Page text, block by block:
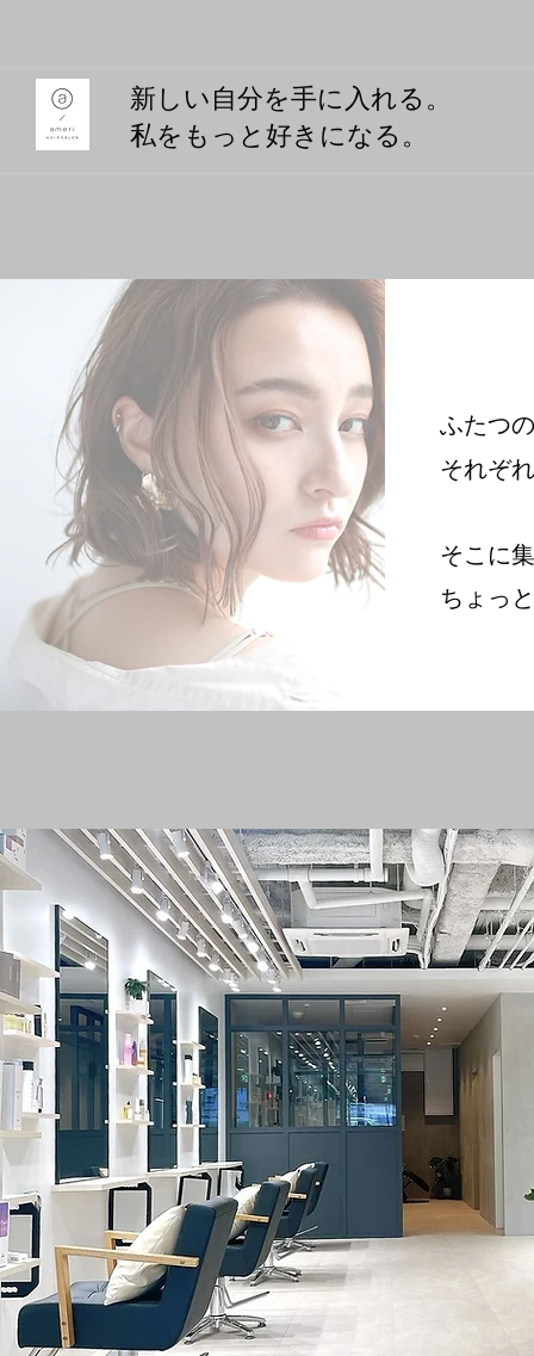
​新しい自分を手に入れる。
私をもっと好きになる。
ふたつの
それぞ
そこに
ちょっ